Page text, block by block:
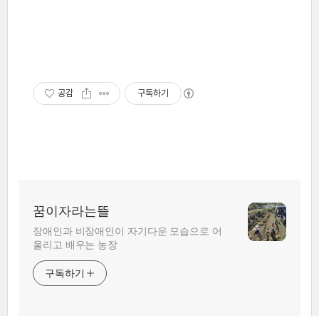
공감 구독하기
꿈이자라는뜰
장애인과 비장애인이 자기다운 모습으로 어
울리고 배우는 농장
구독하기